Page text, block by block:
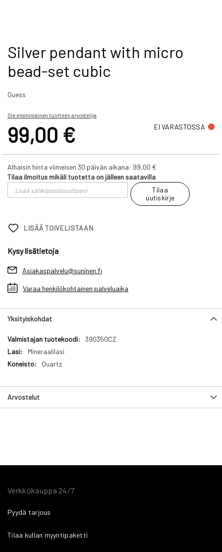
Skip
to
the
beginning
the
gallery
Silver pendant with micro
bead-set cubic
Guess
Ole ensimmäinen tuotteen arvostelija
99,00 € EI VARASTOSSA
Alhaisin hinta viimeisen 30 päivän aikana: 99,00 €
Tilaa ilmoitus mikäli tuotetta on jälleen saatavilla
Tilaa
uutiskirje
LISÄÄ TOIVELISTAAN
Kysy lisätietoja
Asiakaspalvelu@suninen.fi
Varaa henkilökohtainen palveluaika
Yksityiskohdat
Yksityiskohdat
390350CZ
Mineraalilasi
Quartz
Arvostelut
Verkkokauppa 24/7
Pyydä tarjous
Tilaa kullan myyntipaketti